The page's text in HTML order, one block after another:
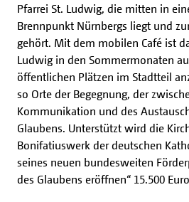
Pfarrei St. Ludwig, die mitten in
Brennpunkt Nürnbergs liegt und
gehört. Mit dem mobilen Café ist
Ludwig in den Sommermonaten
öffentlichen Plätzen im Stadtteil
so Orte der Begegnung, der
Kommunikation und des
Glaubens. Unterstützt wird die
Bonifatiuswerk der deutschen
seines neuen bundesweiten
des Glaubens eröffnen“ 15.500